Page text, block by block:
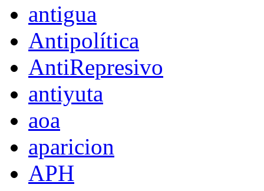
antigua
Antipolítica
AntiRepresivo
antiyuta
aoa
aparicion
APH